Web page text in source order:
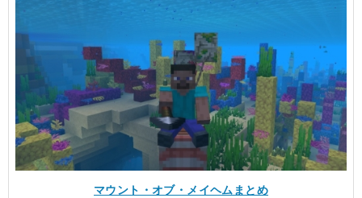
マウント・オブ・メイヘムまとめ